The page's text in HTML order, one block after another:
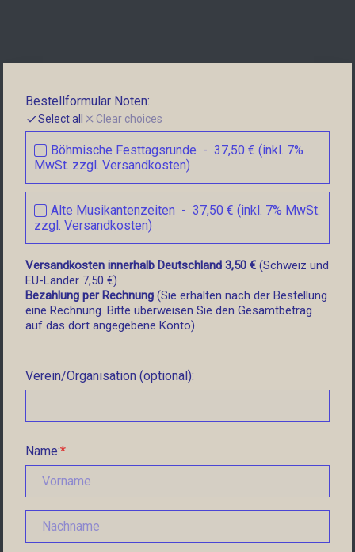
Bestellformular Noten:
Select all Clear choices
Böhmische Festtagsrunde  -  37,50 € (inkl. 7%
MwSt. zzgl. Versandkosten)
Alte Musikantenzeiten  -  37,50 € (inkl. 7% MwSt.
zzgl. Versandkosten)
Versandkosten innerhalb Deutschland 3,50 € (Schweiz und
EU-Länder 7,50 €)
Bezahlung per Rechnung (Sie erhalten nach der Bestellung
eine Rechnung. Bitte überweisen Sie den Gesamtbetrag
auf das dort angegebene Konto)
Verein/Organisation (optional):
Name: